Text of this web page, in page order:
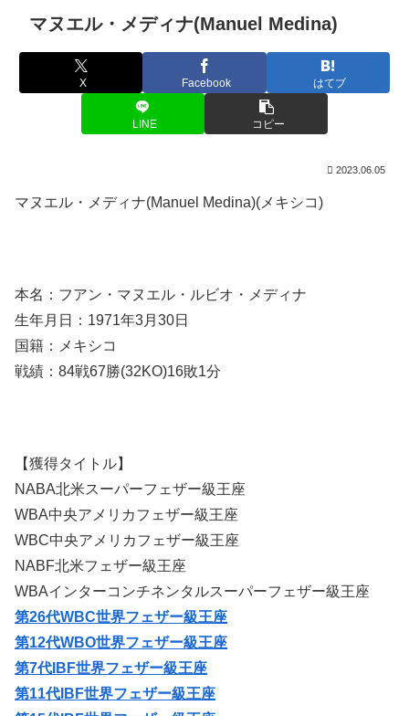
マヌエル・メディナ(Manuel Medina)
X Facebook はてブ
LINE コピー
2023.06.05
マヌエル・メディナ(Manuel Medina)(メキシコ)
本名：フアン・マヌエル・ルビオ・メディナ
生年月日：1971年3月30日
国籍：メキシコ
戦績：84戦67勝(32KO)16敗1分
【獲得タイトル】
NABA北米スーパーフェザー級王座
WBA中央アメリカフェザー級王座
WBC中央アメリカフェザー級王座
NABF北米フェザー級王座
WBAインターコンチネンタルスーパーフェザー級王座
第26代WBC世界フェザー級王座
第12代WBO世界フェザー級王座
第7代IBF世界フェザー級王座
第11代IBF世界フェザー級王座